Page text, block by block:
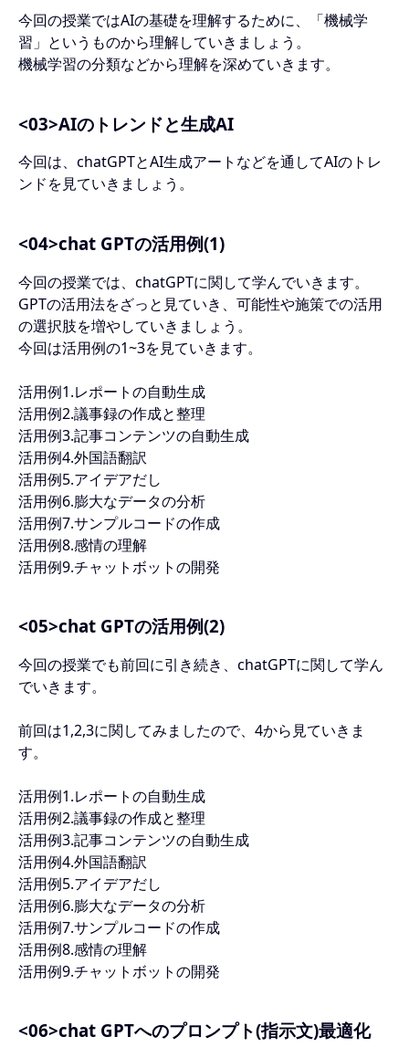
今回の授業ではAIの基礎を理解するために、「機械学
習」というものから理解していきましょう。
機械学習の分類などから理解を深めていきます。
<03>AIのトレンドと生成AI
今回は、chatGPTとAI生成アートなどを通してAIのトレ
ンドを見ていきましょう。
<04>chat GPTの活用例(1)
今回の授業では、chatGPTに関して学んでいきます。
GPTの活用法をざっと見ていき、可能性や施策での活用
の選択肢を増やしていきましょう。
今回は活用例の1~3を見ていきます。
活用例1.レポートの自動生成
活用例2.議事録の作成と整理
活用例3.記事コンテンツの自動生成
活用例4.外国語翻訳
活用例5.アイデアだし
活用例6.膨大なデータの分析
活用例7.サンプルコードの作成
活用例8.感情の理解
活用例9.チャットボットの開発
<05>chat GPTの活用例(2)
今回の授業でも前回に引き続き、chatGPTに関して学ん
でいきます。
前回は1,2,3に関してみましたので、4から見ていきま
す。
活用例1.レポートの自動生成
活用例2.議事録の作成と整理
活用例3.記事コンテンツの自動生成
活用例4.外国語翻訳
活用例5.アイデアだし
活用例6.膨大なデータの分析
活用例7.サンプルコードの作成
活用例8.感情の理解
活用例9.チャットボットの開発
<06>chat GPTへのプロンプト(指示文)最適化